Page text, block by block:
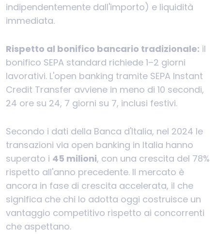
indipendentemente dall'importo) e liquidità
immediata.
Rispetto al bonifico bancario tradizionale: il
bonifico SEPA standard richiede 1–2 giorni
lavorativi. L'open banking tramite SEPA Instant
Credit Transfer avviene in meno di 10 secondi,
24 ore su 24, 7 giorni su 7, inclusi festivi.
Secondo i dati della Banca d'Italia, nel 2024 le
transazioni via open banking in Italia hanno
superato i 45 milioni, con una crescita del 78%
rispetto all'anno precedente. Il mercato è
ancora in fase di crescita accelerata, il che
significa che chi lo adotta oggi costruisce un
vantaggio competitivo rispetto ai concorrenti
che aspettano.